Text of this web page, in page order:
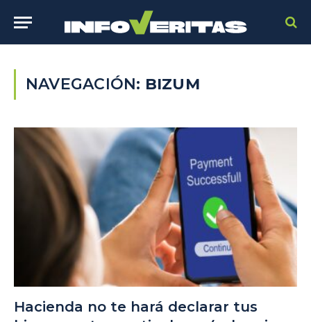
NAVEGACIÓN: BIZUM
Hacienda no te hará declarar tus